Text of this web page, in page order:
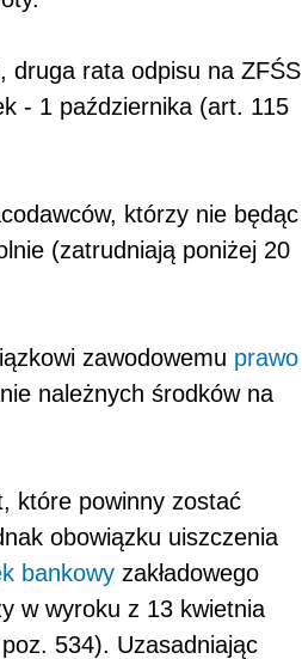
druga rata odpisu na ZFŚS
- 1 października (art. 115
którzy nie będąc
(zatrudniają poniżej 20
zawodowemu prawo
należnych środków na
które powinny zostać
obowiązku uiszczenia
bankowy zakładowego
w wyroku z 13 kwietnia
534). Uzasadniając